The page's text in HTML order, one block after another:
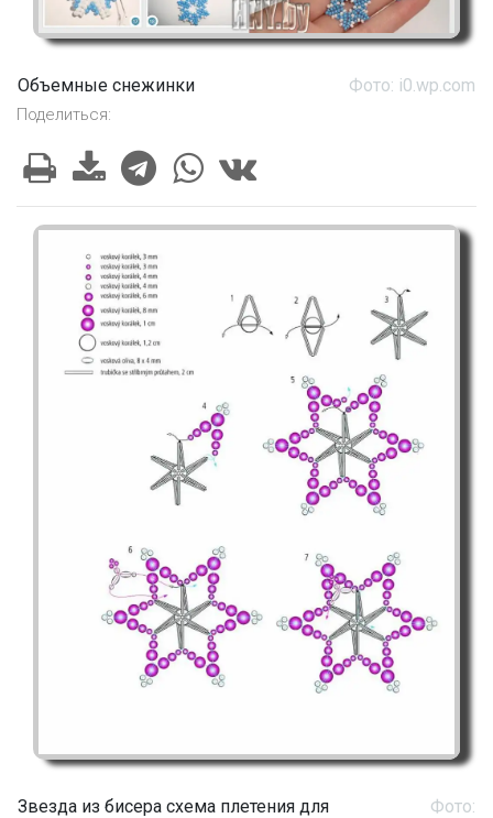
Объемные снежинки Фото: i0.wp.com
Поделиться:
Звезда из бисера схема плетения для Фото: